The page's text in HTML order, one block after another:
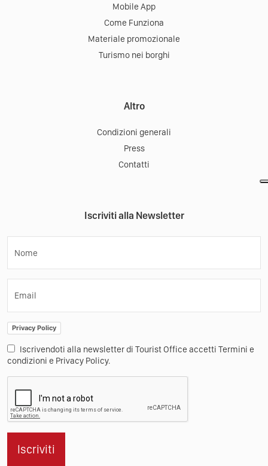
Mobile App
Come Funziona
Materiale promozionale
Turismo nei borghi
Altro
Condizioni generali
Press
Contatti
Iscriviti alla Newsletter
Nome
Email
Privacy Policy
Iscrivendoti alla newsletter di Tourist Office accetti Termini e
condizioni e Privacy Policy.
Iscriviti